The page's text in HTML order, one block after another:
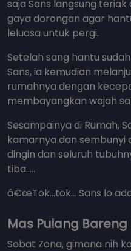
saja Sans langsung
gaya dorongan agar
leluasa untuk pergi.
Setelah sang hantu
Sans, ia kemudian
rumahnya dengan
membayangkan wajah
Sesampainya di Rumah,
kamarnya dan sembunyi
dingin dan seluruh
tiba.....
â€œTok...tok... Sans lo
Mas Pulang Bareng
Sobat Zona, gimana nih